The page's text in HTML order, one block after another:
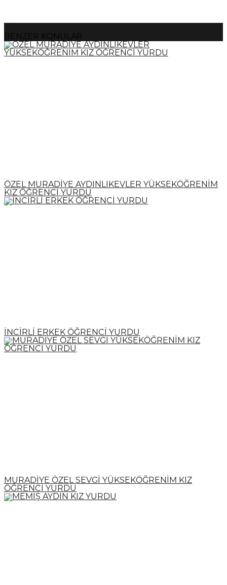
BENZER KONULAR
ÖZEL MURADİYE AYDINLIKEVLER YÜKSEKÖĞRENİM
KIZ ÖĞRENCİ YURDU
İNCİRLİ ERKEK ÖĞRENCİ YURDU
MURADİYE ÖZEL SEVGİ YÜKSEKÖĞRENİM KIZ
ÖĞRENCİ YURDU